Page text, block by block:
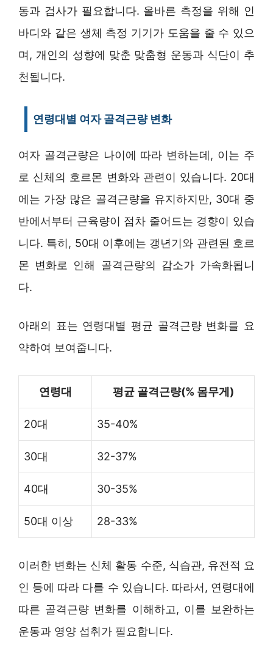
동과 검사가 필요합니다. 올바른 측정을 위해 인
바디와 같은 생체 측정 기기가 도움을 줄 수 있으
며, 개인의 성향에 맞춘 맞춤형 운동과 식단이 추
천됩니다.
연령대별 여자 골격근량 변화
여자 골격근량은 나이에 따라 변하는데, 이는 주
로 신체의 호르몬 변화와 관련이 있습니다. 20대
에는 가장 많은 골격근량을 유지하지만, 30대 중
반에서부터 근육량이 점차 줄어드는 경향이 있습
니다. 특히, 50대 이후에는 갱년기와 관련된 호르
몬 변화로 인해 골격근량의 감소가 가속화됩니
다.
아래의 표는 연령대별 평균 골격근량 변화를 요
약하여 보여줍니다.
연령대 평균 골격근량(% 몸무게)
20대 35-40%
30대 32-37%
40대 30-35%
50대 이상 28-33%
이러한 변화는 신체 활동 수준, 식습관, 유전적 요
인 등에 따라 다를 수 있습니다. 따라서, 연령대에
따른 골격근량 변화를 이해하고, 이를 보완하는
운동과 영양 섭취가 필요합니다.